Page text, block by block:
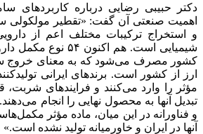
دکتر حبیبی رضایی درباره کاربردهای
اهمیت صنعتی آن گفت: «تقطیر مولکولی
و استخراج ترکیبات مختلف اعم از
شیمیایی است. هم اکنون
کشور مصرف می‌شود که به معنای خروج
ارز از کشور است. برندهای ایرانی
مؤثر را وارد می‌کنند و فرایندهای
تبدیل آنها به محصول نهایی را انجام
و فناورانه در این میان، ماده مؤثر
آنها در ایران و خاورمیانه تولید نشده است.»